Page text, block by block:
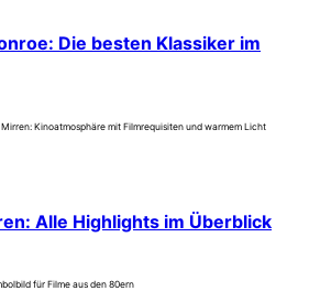
Die besten Klassiker im
Alle Highlights im Überblick